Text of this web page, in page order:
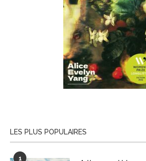
LES PLUS POPULAIRES
1